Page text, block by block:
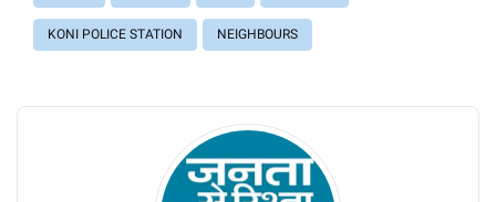
KONI POLICE STATION NEIGHBOURS